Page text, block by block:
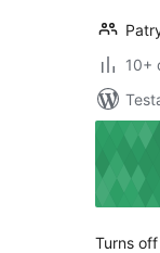
10+
Turns